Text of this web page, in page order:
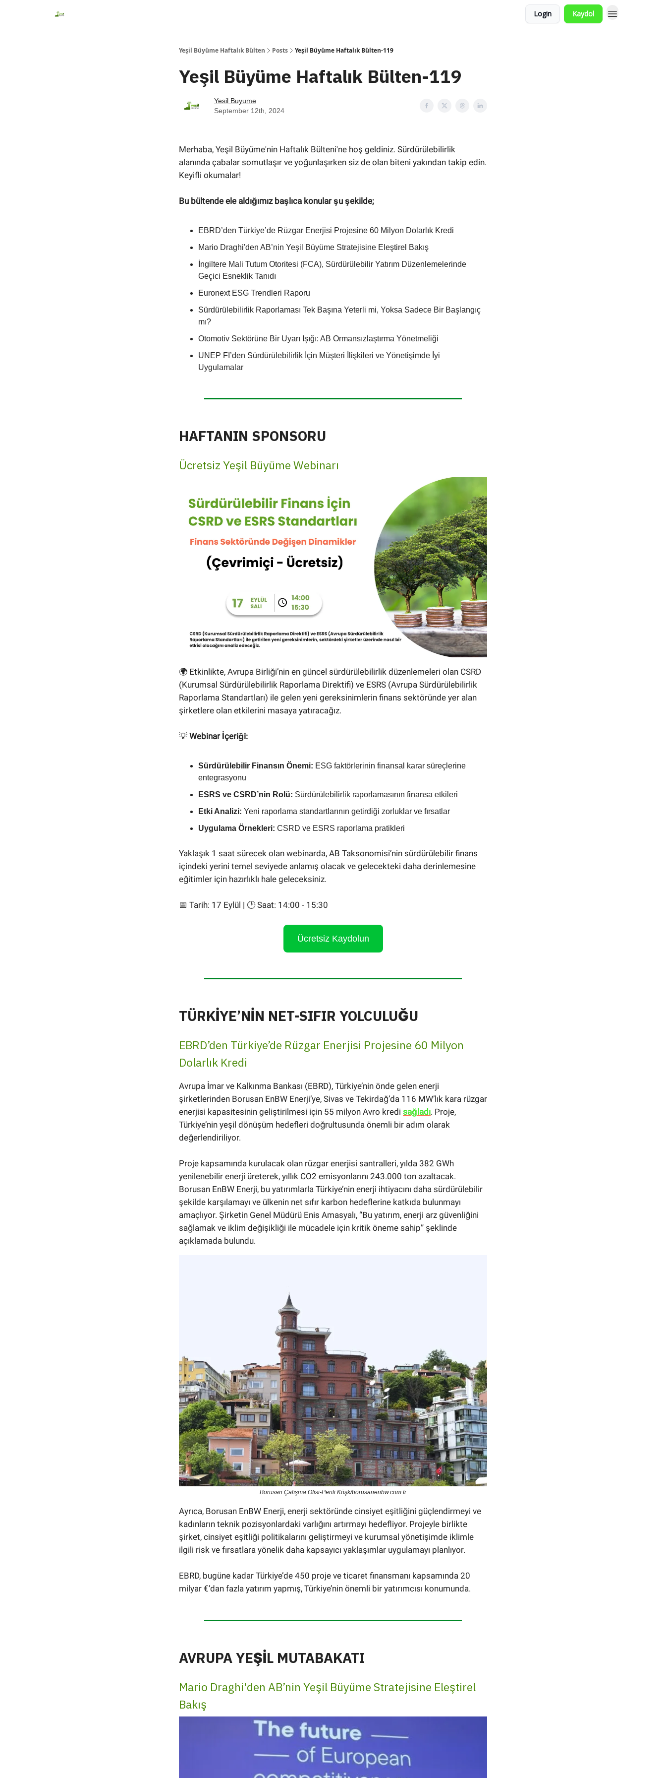
Login Kaydol
Yeşil Büyüme Haftalık Bülten Posts Yeşil Büyüme Haftalık Bülten-119
Yeşil Büyüme Haftalık Bülten-119
Yesil Buyume
September 12th, 2024
Merhaba, Yeşil Büyüme'nin Haftalık Bülteni'ne hoş geldiniz. Sürdürülebilirlik
alanında çabalar somutlaşır ve yoğunlaşırken siz de olan biteni yakından takip edin.
Keyifli okumalar!
Bu bültende ele aldığımız başlıca konular şu şekilde;
EBRD’den Türkiye’de Rüzgar Enerjisi Projesine 60 Milyon Dolarlık Kredi
Mario Draghi'den AB’nin Yeşil Büyüme Stratejisine Eleştirel Bakış
İngiltere Mali Tutum Otoritesi (FCA), Sürdürülebilir Yatırım Düzenlemelerinde
Geçici Esneklik Tanıdı
Euronext ESG Trendleri Raporu
Sürdürülebilirlik Raporlaması Tek Başına Yeterli mi, Yoksa Sadece Bir Başlangıç
mı?
Otomotiv Sektörüne Bir Uyarı Işığı: AB Ormansızlaştırma Yönetmeliği
UNEP FI’den Sürdürülebilirlik İçin Müşteri İlişkileri ve Yönetişimde İyi
Uygulamalar
HAFTANIN SPONSORU
Ücretsiz Yeşil Büyüme Webinarı
🌍 Etkinlikte, Avrupa Birliği’nin en güncel sürdürülebilirlik düzenlemeleri olan CSRD
(Kurumsal Sürdürülebilirlik Raporlama Direktifi) ve ESRS (Avrupa Sürdürülebilirlik
Raporlama Standartları) ile gelen yeni gereksinimlerin finans sektöründe yer alan
şirketlere olan etkilerini masaya yatıracağız.
💡 Webinar İçeriği:
Sürdürülebilir Finansın Önemi: ESG faktörlerinin finansal karar süreçlerine
entegrasyonu
ESRS ve CSRD’nin Rolü: Sürdürülebilirlik raporlamasının finansa etkileri
Etki Analizi: Yeni raporlama standartlarının getirdiği zorluklar ve fırsatlar
Uygulama Örnekleri: CSRD ve ESRS raporlama pratikleri
Yaklaşık 1 saat sürecek olan webinarda, AB Taksonomisi’nin sürdürülebilir finans
içindeki yerini temel seviyede anlamış olacak ve gelecekteki daha derinlemesine
eğitimler için hazırlıklı hale geleceksiniz.
📅 Tarih: 17 Eylül | 🕑 Saat: 14:00 - 15:30
Ücretsiz Kaydolun
TÜRKİYE’NİN NET-SIFIR YOLCULUĞU
EBRD’den Türkiye’de Rüzgar Enerjisi Projesine 60 Milyon
Dolarlık Kredi
Avrupa İmar ve Kalkınma Bankası (EBRD), Türkiye’nin önde gelen enerji
şirketlerinden Borusan EnBW Enerji’ye, Sivas ve Tekirdağ’da 116 MW’lık kara rüzgar
enerjisi kapasitesinin geliştirilmesi için 55 milyon Avro kredi sağladı. Proje,
Türkiye’nin yeşil dönüşüm hedefleri doğrultusunda önemli bir adım olarak
değerlendiriliyor.
Proje kapsamında kurulacak olan rüzgar enerjisi santralleri, yılda 382 GWh
yenilenebilir enerji üreterek, yıllık CO2 emisyonlarını 243.000 ton azaltacak.
Borusan EnBW Enerji, bu yatırımlarla Türkiye’nin enerji ihtiyacını daha sürdürülebilir
şekilde karşılamayı ve ülkenin net sıfır karbon hedeflerine katkıda bulunmayı
amaçlıyor. Şirketin Genel Müdürü Enis Amasyalı, “Bu yatırım, enerji arz güvenliğini
sağlamak ve iklim değişikliği ile mücadele için kritik öneme sahip” şeklinde
açıklamada bulundu.
Borusan Çalışma Ofisi-Perili Köşk/borusanenbw.com.tr
Ayrıca, Borusan EnBW Enerji, enerji sektöründe cinsiyet eşitliğini güçlendirmeyi ve
kadınların teknik pozisyonlardaki varlığını artırmayı hedefliyor. Projeyle birlikte
şirket, cinsiyet eşitliği politikalarını geliştirmeyi ve kurumsal yönetişimde iklimle
ilgili risk ve fırsatlara yönelik daha kapsayıcı yaklaşımlar uygulamayı planlıyor.
EBRD, bugüne kadar Türkiye’de 450 proje ve ticaret finansmanı kapsamında 20
milyar €’dan fazla yatırım yapmış, Türkiye’nin önemli bir yatırımcısı konumunda.
AVRUPA YEŞİL MUTABAKATI
Mario Draghi'den AB’nin Yeşil Büyüme Stratejisine Eleştirel
Bakış